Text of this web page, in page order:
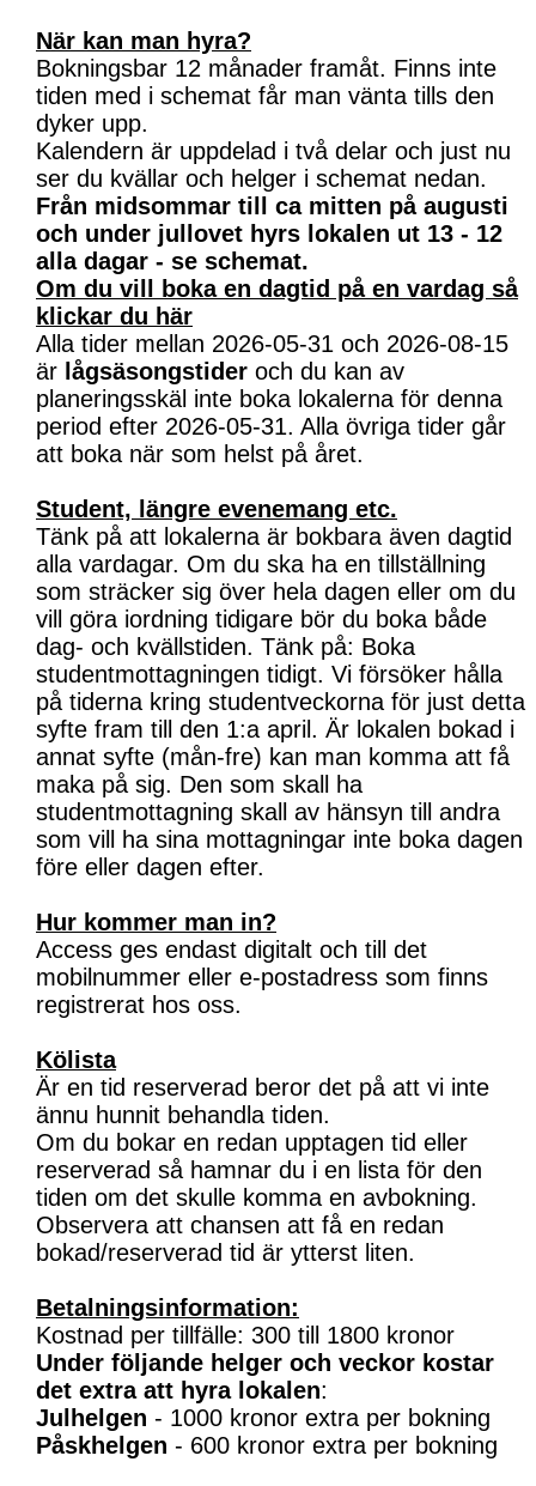
När kan man hyra?
Bokningsbar 12 månader framåt. Finns inte
tiden med i schemat får man vänta tills den
dyker upp.
Kalendern är uppdelad i två delar och just nu
ser du kvällar och helger i schemat nedan.
Från midsommar till ca mitten på augusti
och under jullovet hyrs lokalen ut 13 - 12
alla dagar - se schemat.
Om du vill boka en dagtid på en vardag så
klickar du här
Alla tider mellan 2026-05-31 och 2026-08-15
är lågsäsongstider och du kan av
planeringsskäl inte boka lokalerna för denna
period efter 2026-05-31. Alla övriga tider går
att boka när som helst på året.
Student, längre evenemang etc.
Tänk på att lokalerna är bokbara även dagtid
alla vardagar. Om du ska ha en tillställning
som sträcker sig över hela dagen eller om du
vill göra iordning tidigare bör du boka både
dag- och kvällstiden. Tänk på: Boka
studentmottagningen tidigt. Vi försöker hålla
på tiderna kring studentveckorna för just detta
syfte fram till den 1:a april. Är lokalen bokad i
annat syfte (mån-fre) kan man komma att få
maka på sig. Den som skall ha
studentmottagning skall av hänsyn till andra
som vill ha sina mottagningar inte boka dagen
före eller dagen efter.
Hur kommer man in?
Access ges endast digitalt och till det
mobilnummer eller e-postadress som finns
registrerat hos oss.
Kölista
Är en tid reserverad beror det på att vi inte
ännu hunnit behandla tiden.
Om du bokar en redan upptagen tid eller
reserverad så hamnar du i en lista för den
tiden om det skulle komma en avbokning.
Observera att chansen att få en redan
bokad/reserverad tid är ytterst liten.
Betalningsinformation:
Kostnad per tillfälle: 300 till 1800 kronor
Under följande helger och veckor kostar
det extra att hyra lokalen:
Julhelgen - 1000 kronor extra per bokning
Påskhelgen - 600 kronor extra per bokning